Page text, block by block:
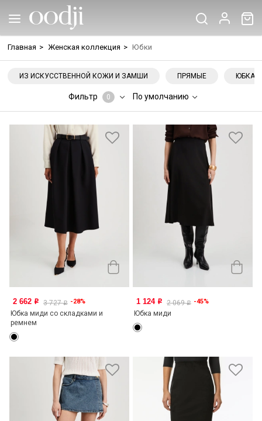
Главная > Женская коллекция > Юбки
ИЗ ИСКУССТВЕННОЙ КОЖИ И ЗАМШИ ПРЯМЫЕ ЮБКА-
Фильтр 0 По умолчанию
2 662 o 3 727o -28%
Юбка миди со складками и
ремнем
1 124 o 2 069o -45%
Юбка миди